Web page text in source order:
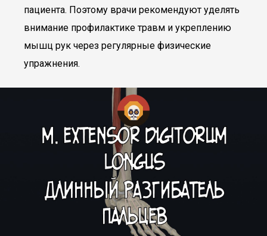
пациента. Поэтому врачи рекомендуют уделять
внимание профилактике травм и укреплению
мышц рук через регулярные физические
упражнения.